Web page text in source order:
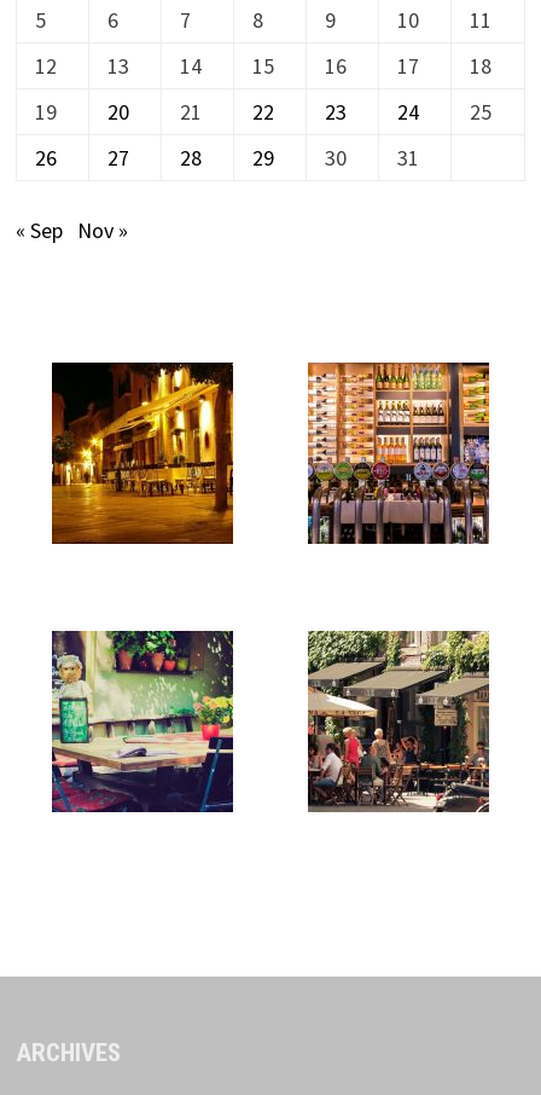
5
6 7 8 9 10
11
12
13 14 15 16 17
18
19
20 21 22 23 24
25
26
27 28 29 30 31
« Sep Nov »
ARCHIVES